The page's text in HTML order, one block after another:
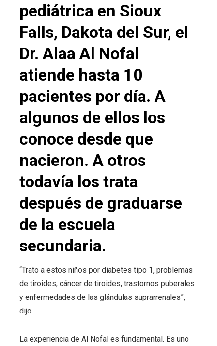
pediátrica en Sioux
Falls, Dakota del Sur, el
Dr. Alaa Al Nofal
atiende hasta 10
pacientes por día. A
algunos de ellos los
conoce desde que
nacieron. A otros
todavía los trata
después de graduarse
de la escuela
secundaria.
“Trato a estos niños por diabetes tipo 1, problemas
de tiroides, cáncer de tiroides, trastornos puberales
y enfermedades de las glándulas suprarrenales”,
dijo.
La experiencia de Al Nofal es fundamental. Es uno